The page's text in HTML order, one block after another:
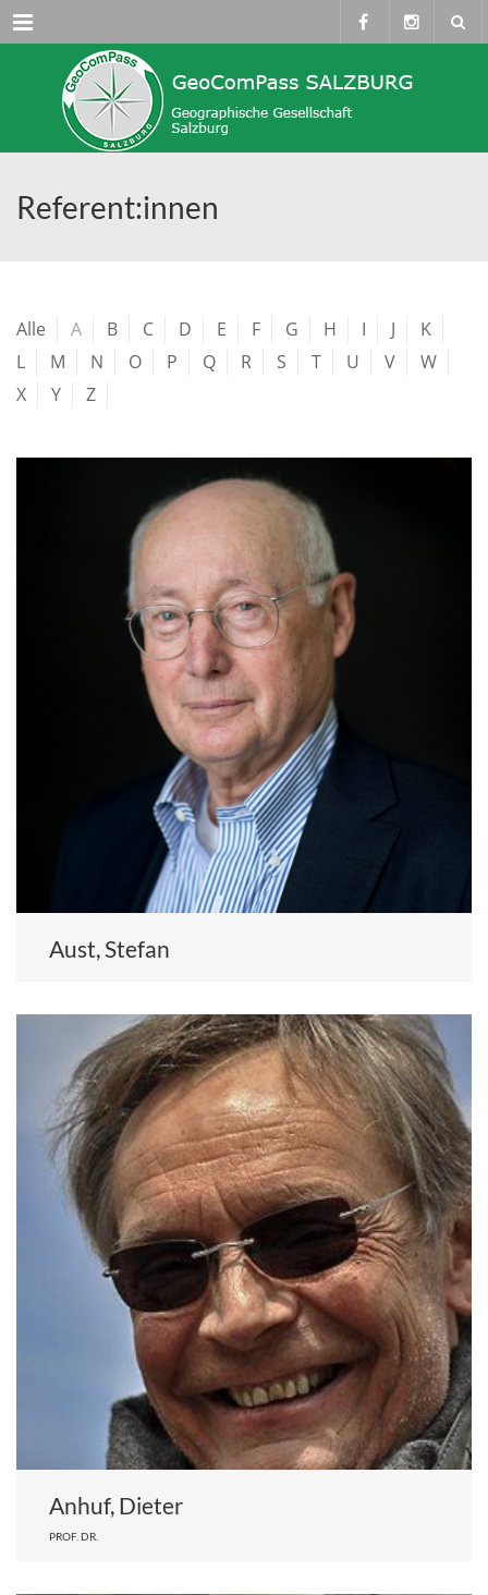
Menü
Referent:innen
Alle A B C D E F G H I J
K
L
M N O P Q R S T U V
W
X
Y Z
Aust, Stefan
Anhuf, Dieter
PROF. DR.